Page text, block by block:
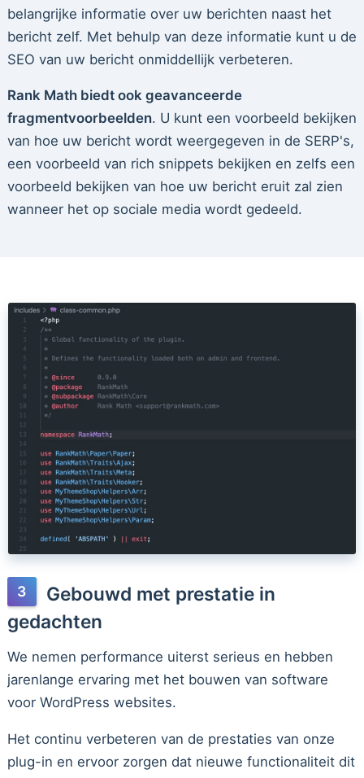
belangrijke informatie over uw berichten naast het
bericht zelf. Met behulp van deze informatie kunt u de
SEO van uw bericht onmiddellijk verbeteren.
Rank Math biedt ook geavanceerde
fragmentvoorbeelden. U kunt een voorbeeld bekijken
van hoe uw bericht wordt weergegeven in de SERP's,
een voorbeeld van rich snippets bekijken en zelfs een
voorbeeld bekijken van hoe uw bericht eruit zal zien
wanneer het op sociale media wordt gedeeld.
Gebouwd met prestatie in
gedachten
We nemen performance uiterst serieus en hebben
jarenlange ervaring met het bouwen van software
voor WordPress websites.
Het continu verbeteren van de prestaties van onze
plug-in en ervoor zorgen dat nieuwe functionaliteit dit